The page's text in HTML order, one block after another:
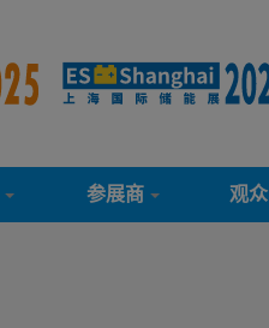
参展商 观众